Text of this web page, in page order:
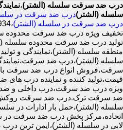
درب ضد سرقت سلسله (الشتر)،
سلسله (الشتر)درب ضد سرقت در
درب ضد سرقت در سلسله (الشتر)
تخفیف ویژه درب ضد سرقت محدوده
تولید درب ضد سرقت محدوده سلسله
منطقه سلسله (الشتر)،نمایندگی و
سلسله (الشتر)،درب ضد
سرقت،فروش انواع درب ضد سرقت با
قیمت،تولید کننده و نماینده درب
ویژه درب ضد سرقت،درب داخلی و ضد
ضد سرقت ترک.درب ضد سرقت روکش
سلسله (الشتر)،حمل بار ادارات در
اتحاده،مرکز پخش درب ضد سرقت
لابی در سلسله (الشتر)،ایمن ترین